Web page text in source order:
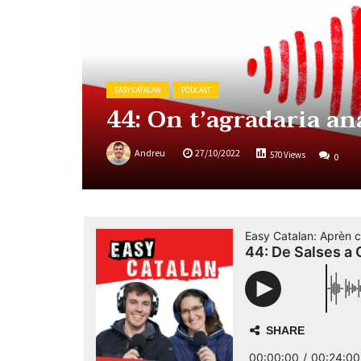
EASY CATALAN PÒDCAST
44: On t’agradaria
Andreu 27/10/2022 570 Views 0